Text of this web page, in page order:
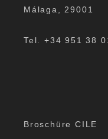
Málaga, 29001
Tel. +34 951 38
Broschüre CILE